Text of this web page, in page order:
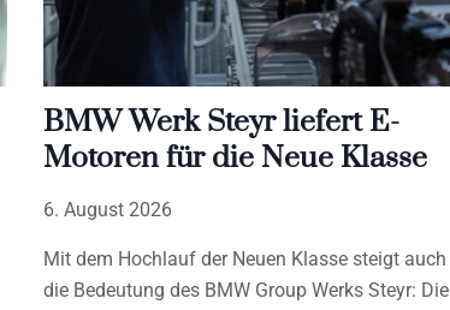
BMW Werk Steyr liefert E-
Motoren für die Neue Klasse
6. August 2026
Mit dem Hochlauf der Neuen Klasse steigt auch
die Bedeutung des BMW Group Werks Steyr: Die